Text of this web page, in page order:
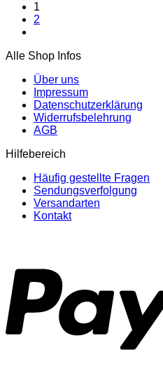
1
2
Alle Shop Infos
Über uns
Impressum
Datenschutzerklärung
Widerrufsbelehrung
AGB
Hilfebereich
Häufig gestellte Fragen
Sendungsverfolgung
Versandarten
Kontakt